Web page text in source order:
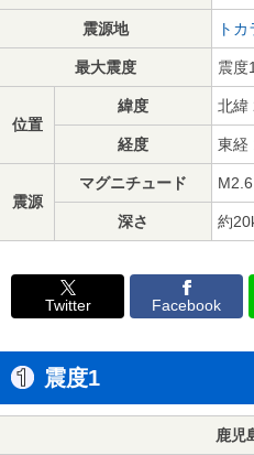
震源地 ト
最大震度 震度1
位置
緯度 北緯
経度 東経
震源
マグニチュード M2.6
深さ 約
Twitter Facebook
震度1
鹿児